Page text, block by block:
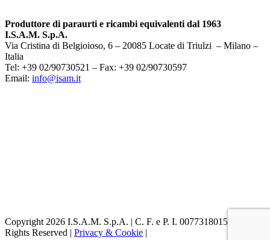
Produttore di paraurti e ricambi equivalenti dal 1963
I.S.A.M. S.p.A.
Via Cristina di Belgioioso, 6 – 20085 Locate di Triulzi – Milano –
Italia
Tel: +39 02/90730521 – Fax: +39 02/90730597
Email: info@isam.it
Copyright 2026 I.S.A.M. S.p.A. | C. F. e P. I. 00773180153 | All
Rights Reserved | Privacy & Cookie |